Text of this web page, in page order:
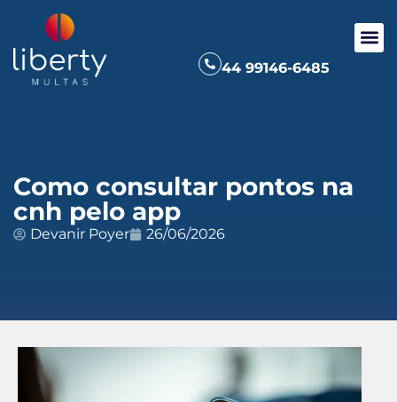
44 99146-6485
Como consultar pontos na
cnh pelo app
Devanir Poyer 26/06/2026